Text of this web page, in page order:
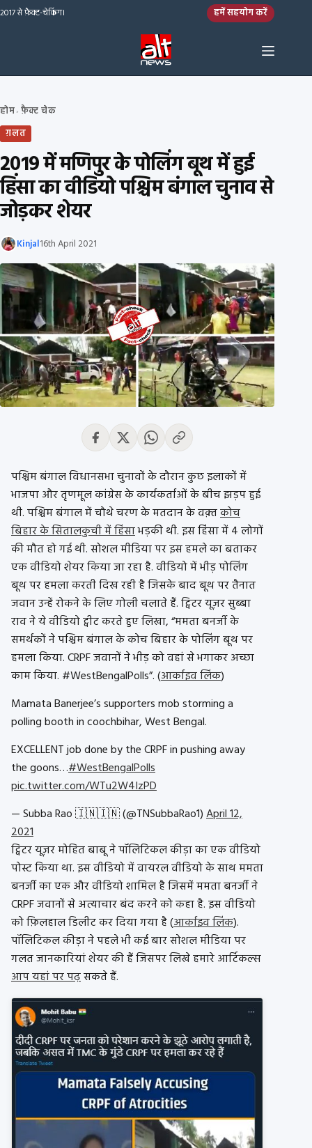
Skip to content
2017 से फ़ैक्ट-चेकिंग। हमें सहयोग करें
होम› फ़ैक्ट चेक
ग़लत
2019 में मणिपुर के पोलिंग बूथ में हुई
हिंसा का वीडियो पश्चिम बंगाल चुनाव से
जोड़कर शेयर
Kinjal16th April 2021
पश्चिम बंगाल विधानसभा चुनावों के दौरान कुछ इलाकों में
भाजपा और तृणमूल कांग्रेस के कार्यकर्ताओं के बीच झड़प हुई
थी. पश्चिम बंगाल में चौथे चरण के मतदान के वक़्तकोच
बिहार के सितालकुची में हिंसाभड़की थी. इस हिंसा में 4 लोगों
की मौत हो गई थी. सोशल मीडिया पर इस हमले का बताकर
एक वीडियो शेयर किया जा रहा है. वीडियो में भीड़ पोलिंग
बूथ पर हमला करती दिख रही है जिसके बाद बूथ पर तैनात
जवान उन्हें रोकने के लिए गोली चलाते हैं. ट्विटर यूज़र सुब्बा
राव ने ये वीडियो ट्वीट करते हुए लिखा, “ममता बनर्जी के
समर्थकों ने पश्चिम बंगाल के कोच बिहार के पोलिंग बूथ पर
हमला किया. CRPF जवानों ने भीड़ को वहां से भगाकर अच्छा
काम किया. #WestBengalPolls”. (आर्काइव लिंक)
Mamata Banerjee’s supporters mob storming a
polling booth in coochbihar, West Bengal.
EXCELLENT job done by the CRPF in pushing away
the goons…#WestBengalPolls
pic.twitter.com/WTu2W4IzPD
— Subba Rao 🇮🇳🇮🇳 (@TNSubbaRao1)April 12,
2021
ट्विटर यूज़र मोहित बाबू ने पॉलिटिकल कीड़ा का एक वीडियो
पोस्ट किया था. इस वीडियो में वायरल वीडियो के साथ ममता
बनर्जी का एक और वीडियो शामिल है जिसमें ममता बनर्जी ने
CRPF जवानों से अत्याचार बंद करने को कहा है. इस वीडियो
को फ़िलहाल डिलीट कर दिया गया है (आर्काइव लिंक).
पॉलिटिकल कीड़ा ने पहले भी कई बार सोशल मीडिया पर
गलत जानकारियां शेयर की हैं जिसपर लिखे हमारे आर्टिकल्स
आप यहां पर पढ़सकते हैं.